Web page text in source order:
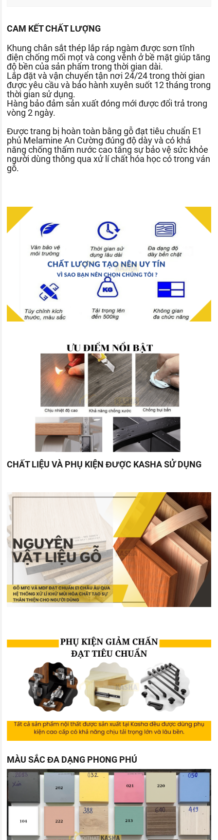
CAM KẾT CHẤT LƯỢNG
Khung chân sắt thép lắp ráp ngàm được sơn tĩnh
điện chống mối mọt và cong vênh ở bề mặt giúp tăng
độ bền của sản phẩm trong thời gian dài.
Lắp đặt và vận chuyển tận nơi 24/24 trong thời gian
được yêu cầu và bảo hành xuyên suốt 12 tháng trong
thời gian sử dụng.
Hàng bảo đảm sản xuất đóng mới được đổi trả trong
vòng 2 ngày.
Được trang bị hoàn toàn bằng gỗ đạt tiêu chuẩn E1
phủ Melamine An Cường đúng độ dày và có khả
năng chống thấm nước cao tăng sự bảo vệ sức khỏe
người dùng thông qua xử lí chất hóa học có trong ván
gỗ.
CHẤT LIỆU VÀ PHỤ KIỆN ĐƯỢC KASHA SỬ DỤNG
MÀU SẮC ĐA DẠNG PHONG PHÚ